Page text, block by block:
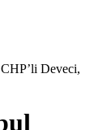
CHP’li Deveci,